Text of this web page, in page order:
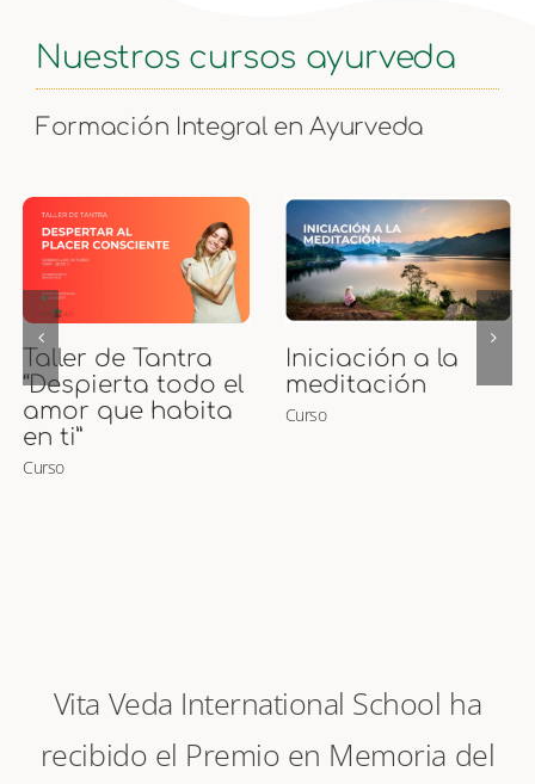
Nuestros cursos ayurveda
Formación Integral en Ayurveda
Curso de Puntos
Marma
Curso
Curso Presencial
de Maternidad
Ayurveda y
Vita Veda International School ha